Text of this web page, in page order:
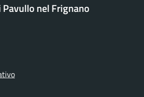
Pavullo nel Frignano